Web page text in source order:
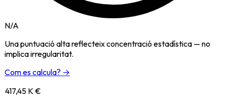
N/A
Una puntuació alta reflecteix concentració estadística — no
implica irregularitat.
Com es calcula? →
417,45 K €